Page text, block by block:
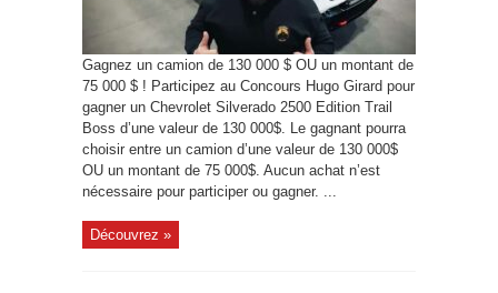
Gagnez un camion de 130 000 $ OU un montant de
75 000 $ ! Participez au Concours Hugo Girard pour
gagner un Chevrolet Silverado 2500 Edition Trail
Boss d’une valeur de 130 000$. Le gagnant pourra
choisir entre un camion d’une valeur de 130 000$
OU un montant de 75 000$. Aucun achat n’est
nécessaire pour participer ou gagner. ...
Découvrez »